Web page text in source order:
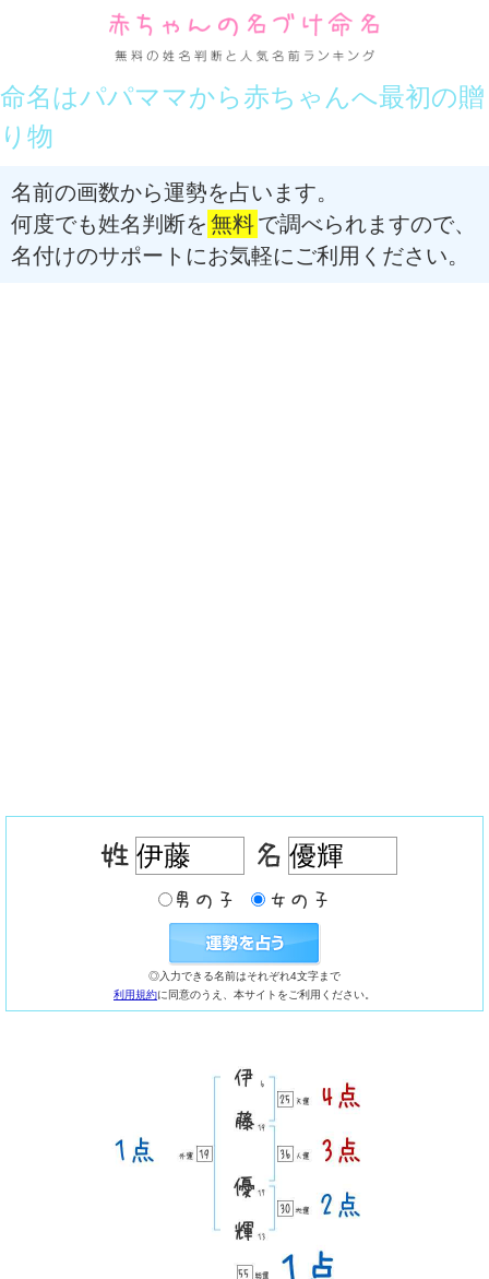
命名はパパママから赤ちゃんへ最初の贈
り物
名前の画数から運勢を占います。
何度でも姓名判断を 無料で調べられますので、
名付けのサポートにお気軽にご利用ください。
◎入力できる名前はそれぞれ4文字まで
利用規約に同意のうえ、本サイトをご利用ください。